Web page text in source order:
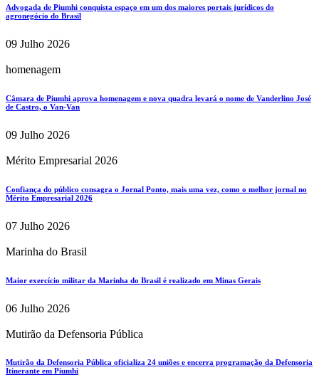
Advogada de Piumhi conquista espaço em um dos maiores portais jurídicos do
agronegócio do Brasil
09 Julho 2026
homenagem
Câmara de Piumhi aprova homenagem e nova quadra levará o nome de Vanderlino José
de Castro, o Van-Van
09 Julho 2026
Mérito Empresarial 2026
Confiança do público consagra o Jornal Ponto, mais uma vez, como o melhor jornal no
Mérito Empresarial 2026
07 Julho 2026
Marinha do Brasil
Maior exercício militar da Marinha do Brasil é realizado em Minas Gerais
06 Julho 2026
Mutirão da Defensoria Pública
Mutirão da Defensoria Pública oficializa 24 uniões e encerra programação da Defensoria
Itinerante em Piumhi